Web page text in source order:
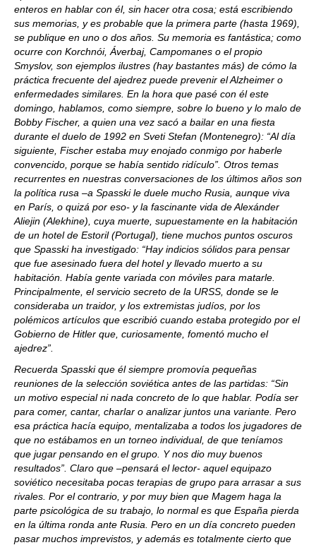
enteros en hablar con él, sin hacer otra cosa; está escribiendo
sus memorias, y es probable que la primera parte (hasta 1969),
se publique en uno o dos años. Su memoria es fantástica; como
ocurre con Korchnói, Áverbaj, Campomanes o el propio
Smyslov, son ejemplos ilustres (hay bastantes más) de cómo la
práctica frecuente del ajedrez puede prevenir el Alzheimer o
enfermedades similares. En la hora que pasé con él este
domingo, hablamos, como siempre, sobre lo bueno y lo malo de
Bobby Fischer, a quien una vez sacó a bailar en una fiesta
durante el duelo de 1992 en Sveti Stefan (Montenegro): “Al día
siguiente, Fischer estaba muy enojado conmigo por haberle
convencido, porque se había sentido ridículo”. Otros temas
recurrentes en nuestras conversaciones de los últimos años son
la política rusa –a Spasski le duele mucho Rusia, aunque viva
en París, o quizá por eso- y la fascinante vida de Alexánder
Aliejin (Alekhine), cuya muerte, supuestamente en la habitación
de un hotel de Estoril (Portugal), tiene muchos puntos oscuros
que Spasski ha investigado: “Hay indicios sólidos para pensar
que fue asesinado fuera del hotel y llevado muerto a su
habitación. Había gente variada con móviles para matarle.
Principalmente, el servicio secreto de la URSS, donde se le
consideraba un traidor, y los extremistas judíos, por los
polémicos artículos que escribió cuando estaba protegido por el
Gobierno de Hitler que, curiosamente, fomentó mucho el
ajedrez”.
Recuerda Spasski que él siempre promovía pequeñas
reuniones de la selección soviética antes de las partidas: “Sin
un motivo especial ni nada concreto de lo que hablar. Podía ser
para comer, cantar, charlar o analizar juntos una variante. Pero
esa práctica hacía equipo, mentalizaba a todos los jugadores de
que no estábamos en un torneo individual, de que teníamos
que jugar pensando en el grupo. Y nos dio muy buenos
resultados”. Claro que –pensará el lector- aquel equipazo
soviético necesitaba pocas terapias de grupo para arrasar a sus
rivales. Por el contrario, y por muy bien que Magem haga la
parte psicológica de su trabajo, lo normal es que España pierda
en la última ronda ante Rusia. Pero en un día concreto pueden
pasar muchos imprevistos, y además es totalmente cierto que